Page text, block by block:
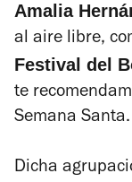
Amalia
al aire libre,
Festival del
te
Semana Santa.
Dicha